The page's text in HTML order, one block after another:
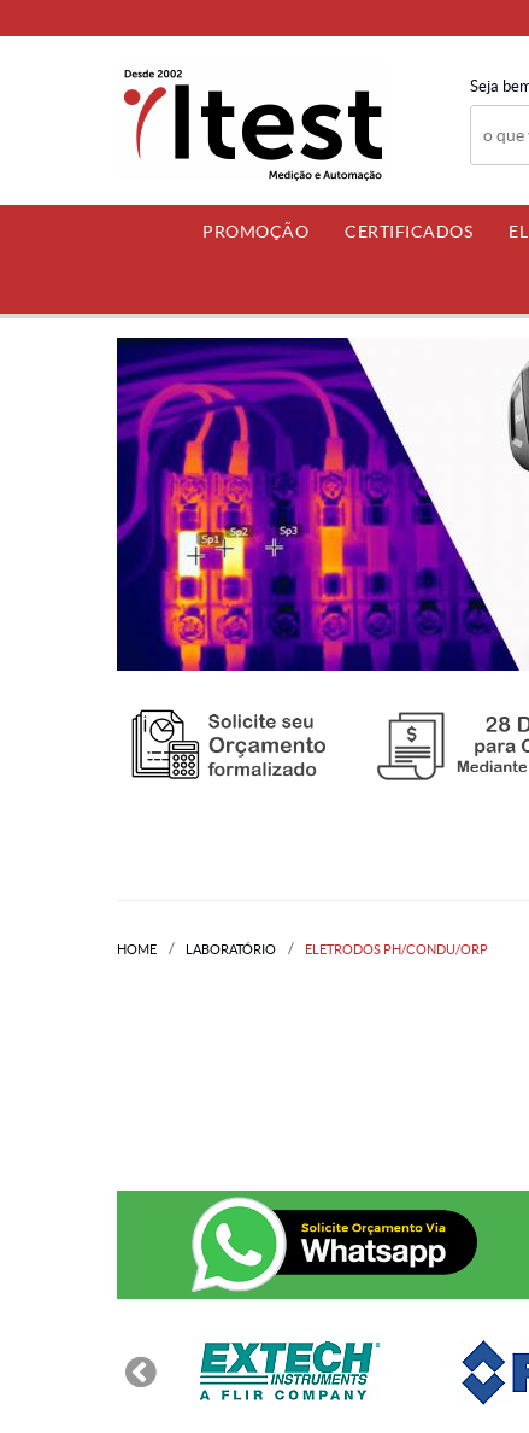
Seja
PROMOÇÃO CERTIFICADOS
HOME LABORATÓRIO ELETRODOS PH/CONDU/ORP